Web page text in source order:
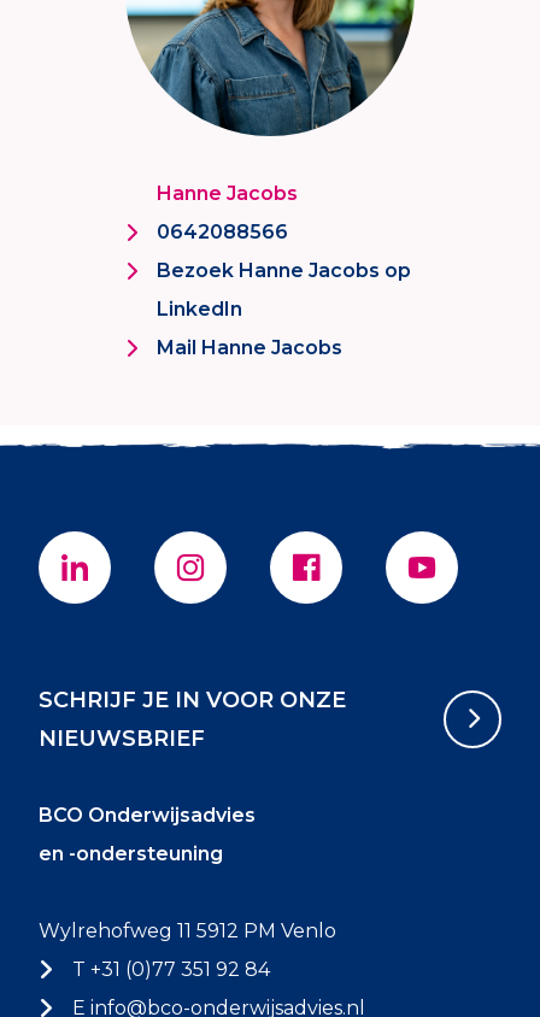
Hanne Jacobs
0642088566
Bezoek Hanne Jacobs op
LinkedIn
Mail Hanne Jacobs
SCHRIJF JE IN VOOR ONZE
NIEUWSBRIEF
BCO Onderwijsadvies
en -ondersteuning
Wylrehofweg 11 5912 PM Venlo
T +31 (0)77 351 92 84
E info@bco-onderwijsadvies.nl